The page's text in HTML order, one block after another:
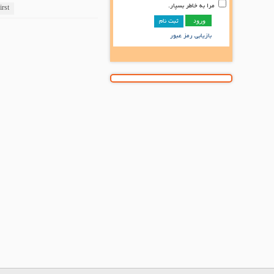
مرا به خاطر بسپار.
ثبت نام
بازیابی رمز عبور